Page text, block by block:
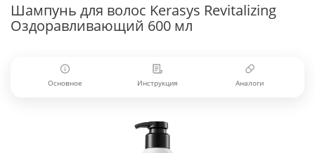
Шампунь для волос Kerasys Revitalizing
Оздоравливающий 600 мл
Основное Инструкция Аналоги